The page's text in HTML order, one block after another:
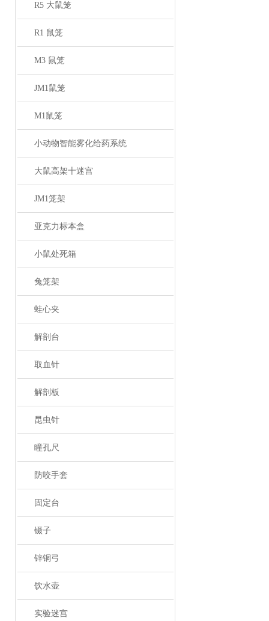
R5 大鼠笼
R1 鼠笼
M3 鼠笼
JM1鼠笼
M1鼠笼
小动物智能雾化给药系统
大鼠高架十迷宫
JM1笼架
亚克力标本盒
小鼠处死箱
兔笼架
蛙心夹
解剖台
取血针
解剖板
昆虫针
瞳孔尺
防咬手套
固定台
镊子
锌铜弓
饮水壶
实验迷宫